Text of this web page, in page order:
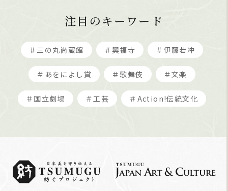
注目のキーワード
＃三の丸尚蔵館 ＃興福寺 ＃伊藤若冲
＃あをによし賞 ＃歌舞伎 ＃文楽
＃国立劇場 ＃工芸 ＃Action!伝統文化